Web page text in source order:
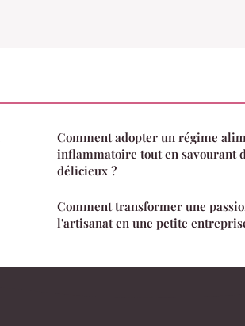
Comment adopter un régime
inflammatoire tout en savourant
délicieux ?
Comment transformer une
l'artisanat en une petite